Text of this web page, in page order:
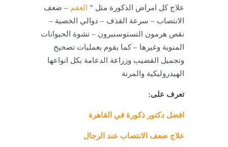
علاج كل امراض الذكورة مثل ” العقم – ضعف
الانتصاب – سرعة القذف – دوالي الخصية –
نقص هرمون التستوسنيرون – تشوة الحيوانات
المنوية وغيرها – كما يقوم بعمليات تصحيح
وتجميل القضيب وزراعة الدعامة بكل انواعها
الهيدروليكية والمرنة
تعرف على:
افضل دكتور ذكورة في القاهرة
علاج ضعف الانتصاب عند الرجال